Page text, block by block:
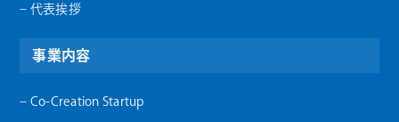
– 代表挨拶
事業内容
– Co-Creation Startup